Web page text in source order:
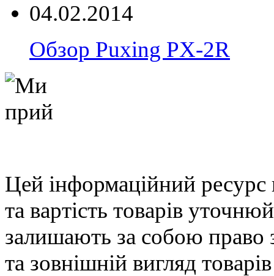
04.02.2014
Обзор Puxing PX-2R
Цей інформаційний
та вартість товарів
залишають за собою право
та зовнішній вигляд